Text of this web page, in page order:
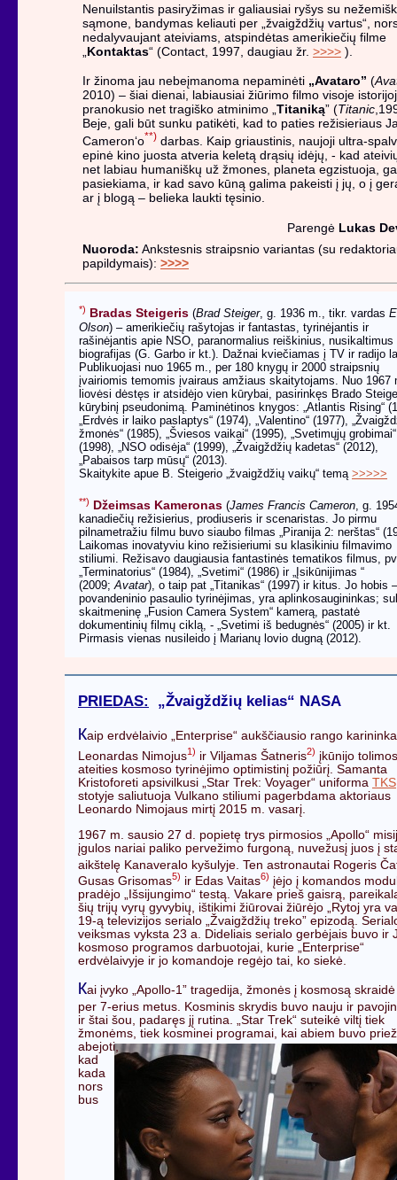
Nenuilstantis pasiryžimas ir galiausiai ryšys su
sąmone, bandymas keliauti per „žvaigždžių vartus“,
nedalyvaujant ateiviams, atspindėtas amerikiečių filme
Kontaktas“ (Contact, 1997, daugiau žr. >>>> ).
Ir žinoma jau nebeįmanoma nepaminėti „Avataro” (
2010) – šiai dienai, labiausiai žiūrimo filmo visoje
pranokusio net tragiško atminimo „ Titaniką” (Titanic
Beje, gali būt sunku patikėti, kad to paties režisieriaus
Cameron‘o**) darbas. Kaip griaustinis, naujoji ultra-
epinė kino juosta atveria keletą drąsių idėjų, - kad
net labiau humaniškų už žmones, planeta egzistuoja,
pasiekiama, ir kad savo kūną galima pakeisti į jų, o į
ar į blogą – belieka laukti tęsinio.
Parengė Lukas
Nuoroda: Ankstesnis straipsnio variantas (su
papildymais): >>>>
*) Bradas Steigeris (Brad Steiger, g. 1936 m., tikr. vardas
Olson) – amerikiečių rašytojas ir fantastas, tyrinėjantis ir
rašinėjantis apie NSO, paranormalius reiškinius, nusikaltimus
biografijas (G. Garbo ir kt.). Dažnai kviečiamas į TV ir radijo
Publikuojasi nuo 1965 m., per 180 knygų ir 2000 straipsnių
įvairiomis temomis įvairaus amžiaus skaitytojams. Nuo 1967
liovėsi dėstęs ir atsidėjo vien kūrybai, pasirinkęs Brado
kūrybinį pseudonimą. Paminėtinos knygos: „Atlantis Rising“
„Erdvės ir laiko paslaptys“ (1974), „Valentino“ (1977),
žmonės“ (1985), „Šviesos vaikai“ (1995), „Svetimųjų grobimai“
(1998), „NSO odisėja“ (1999), „Žvaigždžių kadetas“ (2012),
„Pabaisos tarp mūsų“ (2013).
Skaitykite apue B. Steigerio „žvaigždžių vaikų“ temą >>>>>
**) Džeimsas Kameronas (James Francis Cameron, g.
kanadiečių režisierius, prodiuseris ir scenaristas. Jo pirmu
pilnametražiu filmu buvo siaubo filmas „Piranija 2: nerštas“
Laikomas inovatyviu kino režisieriumi su klasikiniu filmavimo
stiliumi. Režisavo daugiausia fantastinės tematikos filmus,
„Terminatorius“ (1984), „Svetimi“ (1986) ir „Įsikūnijimas “
(2009;Avatar), o taip pat „Titanikas“ (1997) ir kitus. Jo hobis –
povandeninio pasaulio tyrinėjimas, yra aplinkosaugininkas;
skaitmeninę „Fusion Camera System“ kamerą, pastatė
dokumentinių filmų ciklą, - „Svetimi iš bedugnės“ (2005) ir kt.
Pirmasis vienas nusileido į Marianų lovio dugną (2012).
PRIEDAS: „Žvaigždžių kelias“ NASA
Kaip erdvėlaivio „Enterprise“ aukščiausio rango
Leonardas Nimojus1) ir Viljamas Šatneris2) įkūnijo tolimos
ateities kosmoso tyrinėjimo optimistinį požiūrį. Samanta
Kristoforeti apsivilkusi „Star Trek: Voyager“ uniforma TKS
stotyje saliutuoja Vulkano stiliumi pagerbdama aktoriaus
Leonardo Nimojaus mirtį 2015 m. vasarį.
1967 m. sausio 27 d. popietę trys pirmosios „Apollo“
įgulos nariai paliko pervežimo furgoną, nuvežusį juos į
aikštelę Kanaveralo kyšulyje. Ten astronautai Rogeris
Gusas Grisomas5) ir Edas Vaitas6) įėjo į komandos
pradėjo „Išsijungimo“ testą. Vakare prieš gaisrą,
šių trijų vyrų gyvybių, ištikimi žiūrovai žiūrėjo „Rytoj yra
19-ą televizijos serialo „Žvaigždžių treko” epizodą.
veiksmas vyksta 23 a. Dideliais serialo gerbėjais buvo ir
kosmoso programos darbuotojai, kurie „Enterprise“
erdvėlaivyje ir jo komandoje regėjo tai, ko siekė.
Kai įvyko „Apollo-1” tragedija, žmonės į kosmosą
per 7-erius metus. Kosminis skrydis buvo nauju ir
ir štai šou, padaręs jį rutina. „Star Trek“ suteikė viltį tiek
žmonėms, tiek kosminei programai, kai abiem buvo
abejoti,
kad
kada
nors
bus